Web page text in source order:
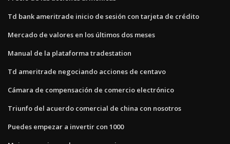
Td bank ameritrade inicio de sesión con tarjeta de crédito
Mercado de valores en los últimos dos meses
Manual de la plataforma tradestation
Td ameritrade negociando acciones de centavo
Cámara de compensación de comercio electrónico
Triunfo del acuerdo comercial de china con nosotros
Puedes empezar a invertir con 1000